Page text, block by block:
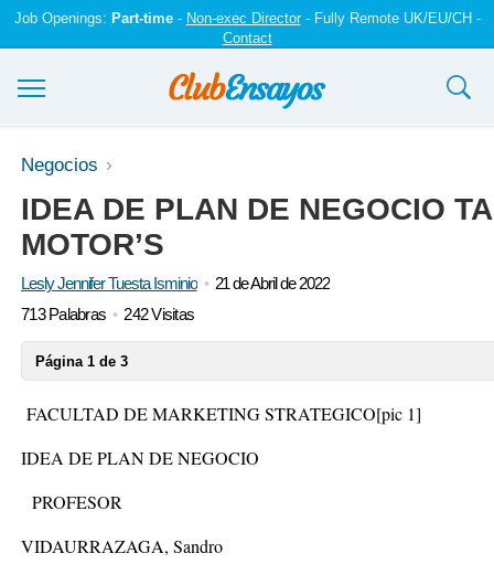
Job Openings: Part-time- Non-exec Director- Fully Remote UK/EU/CH -
Contact
Ensayos y trabajos
Registrarse
Iniciar sesión
Negocios
IDEA DE PLAN DE NEGOCIO
MOTOR’S
Lesly Jennifer Tuesta Isminio
21 de Abril de 2022
713 Palabras
242 Visitas
Página 1 de 3
FACULTAD DE MARKETING STRATEGICO[pic 1]
IDEA DE PLAN DE NEGOCIO
PROFESOR
VIDAURRAZAGA, Sandro